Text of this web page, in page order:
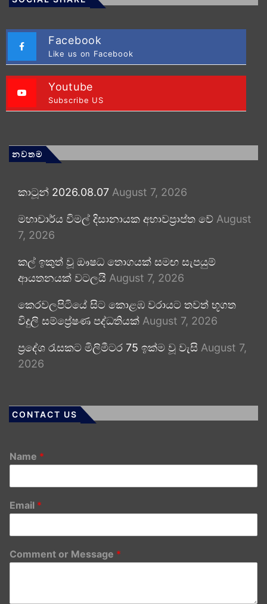
Facebook
Like us on Facebook
Youtube
Subscribe US
නවතම
කාටූන් 2026.08.07 August 7, 2026
මහාචාර්ය විමල් දිසානායක අභාවප්‍රාප්ත වේ August
7, 2026
කල් ඉකුත් වූ ඖෂධ තොගයක් සමඟ සැපයුම්
ආයතනයක් වටලයි August 7, 2026
කෙරවලපිටියේ සිට කොළඹ වරායට තවත් භූගත
විදුලි සම්ප්‍රේෂණ පද්ධතියක් August 7, 2026
ප්‍රදේශ රැසකට මිලිමීටර 75 ඉක්ම වූ වැසි August 7,
2026
CONTACT US
Name *
Email *
Comment or Message *